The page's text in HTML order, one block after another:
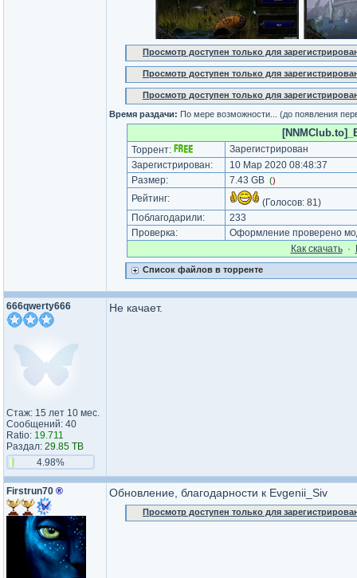
Просмотр доступен только для
Просмотр доступен только для
Просмотр доступен только для
Время раздачи: По мере возможности... (до появления
Торрент:
Зарегистрирован
Зарегистрирован:
10 Мар 2020 08:48:37
Размер:
7.43 GB ()
Рейтинг: (Голосов: 81)
Поблагодарили:
233
Проверка:
Оформление проверено
Как cкачать·
Список файлов в торренте
666qwerty666
Стаж: 15 лет 10 мес.
Сообщений: 40
Ratio: 19.711
Раздал: 29.85 TB
4.98%
Не качает.
Firstrun70 ® Обновление, благодарности к Evgenii_Siv
Просмотр доступен только для